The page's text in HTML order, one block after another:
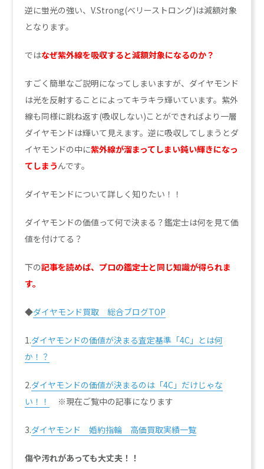
逆に蛍光の強い、V.Strong(べリーストロング)は減額対象
となります。
ではなぜ紫外線を吸収すると減額対象になるのか？
すごく簡単なご説明になってしまいますが、ダイヤモンド
は光を反射することによってキラキラ輝いています。紫外
線も同様に跳ね返す(吸収しない)ことができればより一層
ダイヤモンドは輝いて見えます。逆に吸収してしまうとダ
イヤモンドの中に紫外線が溜まってしまい鈍い輝きになっ
てしまうんです。
ダイヤモンドについて詳しく知りたい！！
ダイヤモンドの価値って何で決まる？鑑定士は何を見て価
値を付けてる？
下の記事を読めば、プロの鑑定士と同じ知識が得られま
す。
◆ダイヤモンド買取 総合ブログTOP
1.ダイヤモンドの価値が決まる査定基準「4C」とは何
か！？
2.ダイヤモンドの価値が決まるのは「4C」だけじゃな
い！！
※現在ご覧中の記事になります
3.ダイヤモンド 婚約指輪 高価買取実績一覧
傷や汚れがあっても大丈夫！！